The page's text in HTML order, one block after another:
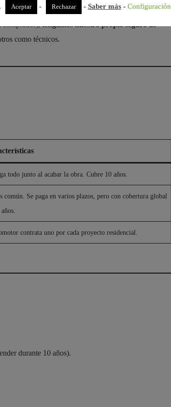
comprador),tengamos nuestro propio seguro de
como técnicos.
todo junto al acabar la obra. Cubre 10 años.
común. Se paga en varios plazos, pero con cobertura global
contrata uno por cada proyecto residencial.
durante 10 años).
Aceptar - Rechazar - Saber más- Configuración